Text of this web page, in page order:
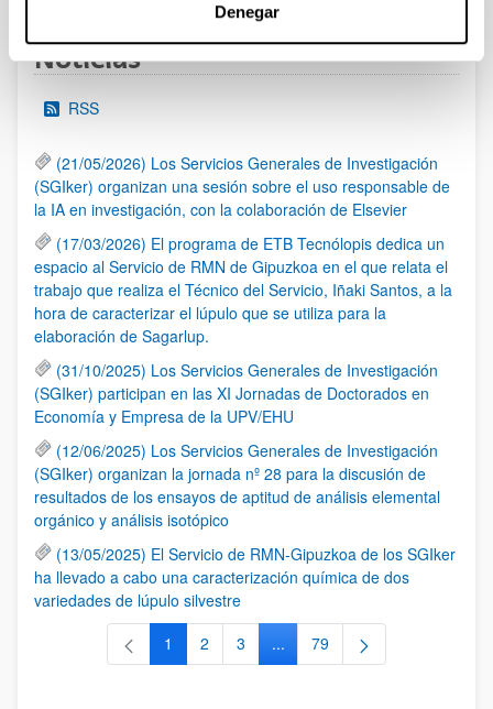
Denegar
Noticias
RSS
(21/05/2026) Los Servicios Generales de Investigación
(SGIker) organizan una sesión sobre el uso responsable de
la IA en investigación, con la colaboración de Elsevier
(17/03/2026) El programa de ETB Tecnólopis dedica un
espacio al Servicio de RMN de Gipuzkoa en el que relata el
trabajo que realiza el Técnico del Servicio, Iñaki Santos, a la
hora de caracterizar el lúpulo que se utiliza para la
elaboración de Sagarlup.
(31/10/2025) Los Servicios Generales de Investigación
(SGIker) participan en las XI Jornadas de Doctorados en
Economía y Empresa de la UPV/EHU
(12/06/2025) Los Servicios Generales de Investigación
(SGIker) organizan la jornada nº 28 para la discusión de
resultados de los ensayos de aptitud de análisis elemental
orgánico y análisis isotópico
(13/05/2025) El Servicio de RMN-Gipuzkoa de los SGIker
ha llevado a cabo una caracterización química de dos
variedades de lúpulo silvestre
Página
1 Página
2 Página
3 ...Páginas intermedias Use TAB
Página
79